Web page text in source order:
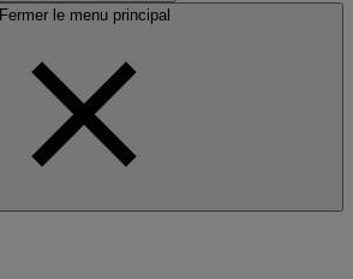
Fermer le menu principal